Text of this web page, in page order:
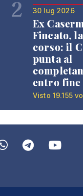
2 30 lug 2026
Ex
Fincato,
corso: il
punta al
entro fine
Visto 19.155